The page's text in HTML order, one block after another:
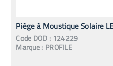
Piège à Moustique Solaire
Code DOD : 124229
Marque : PROFILE